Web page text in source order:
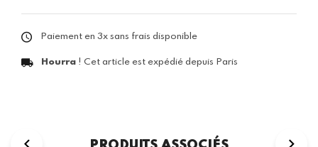
Paiement en 3x sans frais disponible
Hourra ! Cet article est expédié depuis Paris